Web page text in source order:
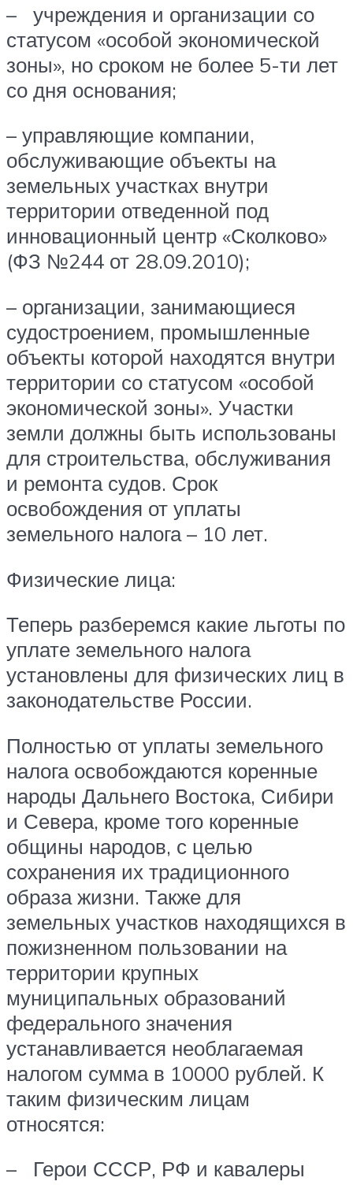
– учреждения и организации со
статусом «особой экономической
зоны», но сроком не более 5-ти лет
со дня основания;
– управляющие компании,
обслуживающие объекты на
земельных участках внутри
территории отведенной под
инновационный центр «Сколково»
(ФЗ №244 от 28.09.2010);
– организации, занимающиеся
судостроением, промышленные
объекты которой находятся внутри
территории со статусом «особой
экономической зоны». Участки
земли должны быть использованы
для строительства, обслуживания
и ремонта судов. Срок
освобождения от уплаты
земельного налога – 10 лет.
Физические лица:
Теперь разберемся какие льготы по
уплате земельного налога
установлены для физических лиц в
законодательстве России.
Полностью от уплаты земельного
налога освобождаются коренные
народы Дальнего Востока, Сибири
и Севера, кроме того коренные
общины народов, с целью
сохранения их традиционного
образа жизни. Также для
земельных участков находящихся в
пожизненном пользовании на
территории крупных
муниципальных образований
федерального значения
устанавливается необлагаемая
налогом сумма в 10000 рублей. К
таким физическим лицам
относятся:
– Герои СССР, РФ и кавалеры